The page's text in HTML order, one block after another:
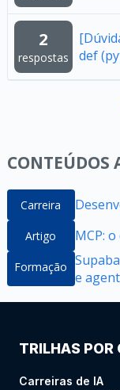
2
respostas
def
CONTEÚDOS
Carreira
Artigo MCP:
Formação
e
TRILHAS POR
Carreiras de IA